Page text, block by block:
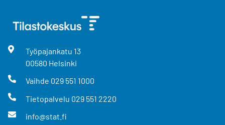
Työpajankatu 13
00580 Helsinki
Vaihde 029 551 1000
Tietopalvelu 029 551 2220
info@stat.fi